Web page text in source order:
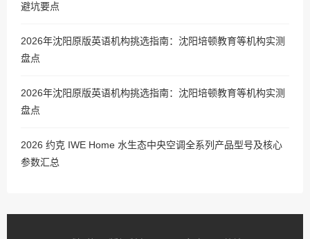
避坑要点
2026年沈阳原版英语机构挑选指南：沈阳培顿教育等机构实测
盘点
2026年沈阳原版英语机构挑选指南：沈阳培顿教育等机构实测
盘点
2026 约克 IWE Home 水生态中央空调全系列产品型号及核心
参数汇总